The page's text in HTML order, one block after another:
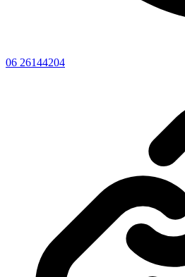
06 26144204